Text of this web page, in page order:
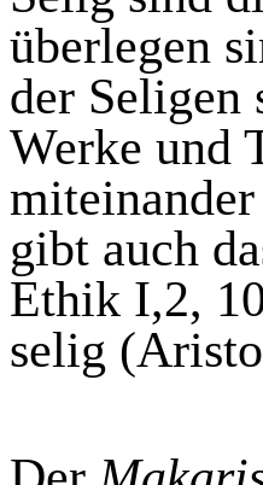
überlegen
der Seligen
Werke und
gibt auch
Ethik I,2,
selig